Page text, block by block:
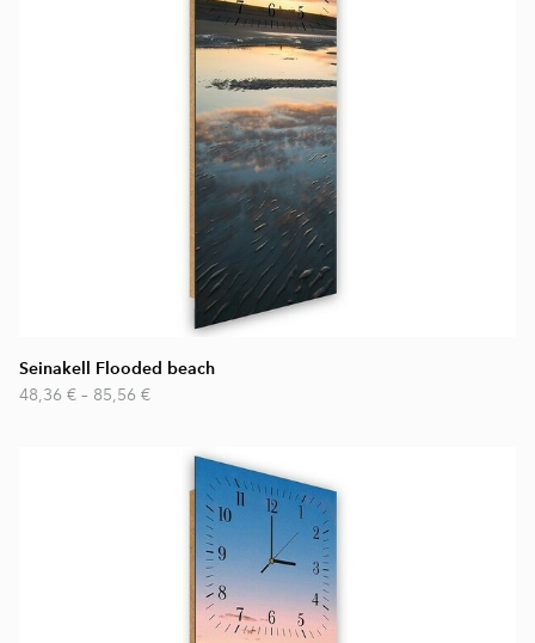
Seinakell Flooded beach
48,36 € – 85,56 €